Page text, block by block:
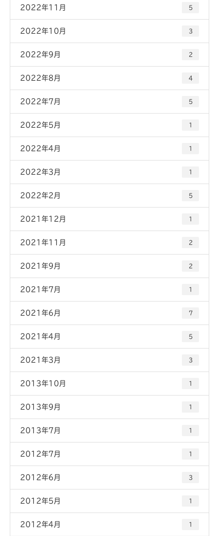
2022年11月 5
2022年10月 3
2022年9月 2
2022年8月 4
2022年7月 5
2022年5月 1
2022年4月 1
2022年3月 1
2022年2月 5
2021年12月 1
2021年11月 2
2021年9月 2
2021年7月 1
2021年6月 7
2021年4月 5
2021年3月 3
2013年10月 1
2013年9月 1
2013年7月 1
2012年7月 1
2012年6月 3
2012年5月 1
2012年4月 1